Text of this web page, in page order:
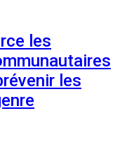
les
les